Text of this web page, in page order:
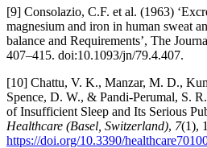
[9] Consolazio, C.F. et al. (1963)
magnesium and iron in human sweat
balance and Requirements’, The
407–415. doi:10.1093/jn/79.4.407.
[10] Chattu, V. K., Manzar, M. D.,
Spence, D. W., & Pandi-Perumal, S.
of Insufficient Sleep and Its Serious
Healthcare (Basel, Switzerland), 7(1),
https://doi.org/10.3390/